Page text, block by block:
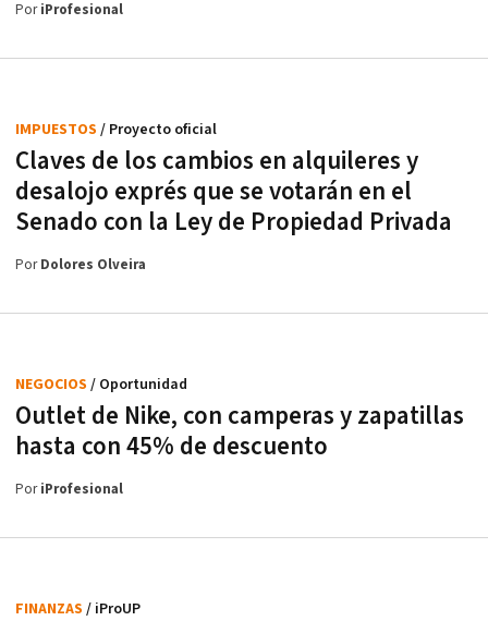
PoriProfesional
Claves de los cambios en alquileres y
desalojo exprés que se votarán en el
Senado con la Ley de Propiedad Privada
IMPUESTOS / Proyecto oficial
PorDolores Olveira
Outlet de Nike, con camperas y zapatillas
hasta con 45% de descuento
NEGOCIOS / Oportunidad
PoriProfesional
FINANZAS / iProUP